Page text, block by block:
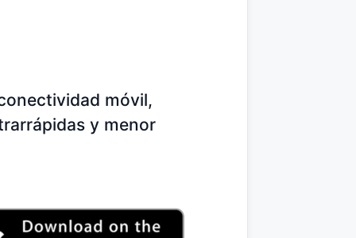
móvil,
y menor